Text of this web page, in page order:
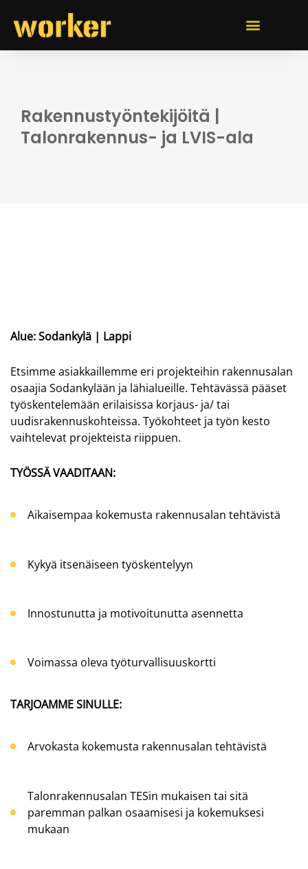
Rakennustyöntekijöitä |
Talonrakennus- ja LVIS-ala
Alue: Sodankylä | Lappi
Etsimme asiakkaillemme eri projekteihin rakennusalan
osaajia Sodankylään ja lähialueille. Tehtävässä pääset
työskentelemään erilaisissa korjaus- ja/ tai
uudisrakennuskohteissa. Työkohteet ja työn kesto
vaihtelevat projekteista riippuen.
TYÖSSÄ VAADITAAN:
Aikaisempaa kokemusta rakennusalan tehtävistä
Kykyä itsenäiseen työskentelyyn
Innostunutta ja motivoitunutta asennetta
Voimassa oleva työturvallisuuskortti
TARJOAMME SINULLE:
Arvokasta kokemusta rakennusalan tehtävistä
Talonrakennusalan TESin mukaisen tai sitä
paremman palkan osaamisesi ja kokemuksesi
mukaan